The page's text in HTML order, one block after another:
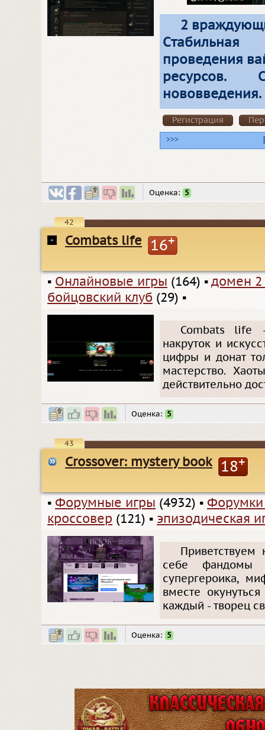
2
проведения
ресурсов.
нововведения.
Регистрация
>>>
Оценка: 5
42
Combats life 16+
▪ Онлайновые игры (164) ▪ домен 2
бойцовский клуб (29) ▪
Combats life
накруток и
цифры и донат
мастерство.
действительно
Оценка: 5
43
Crossover: mystery book 18+
▪ Форумные игры (4932) ▪
кроссовер (121) ▪ эпизодическая
себе фандомы
супергероика,
вместе
каждый - творец
Оценка: 5